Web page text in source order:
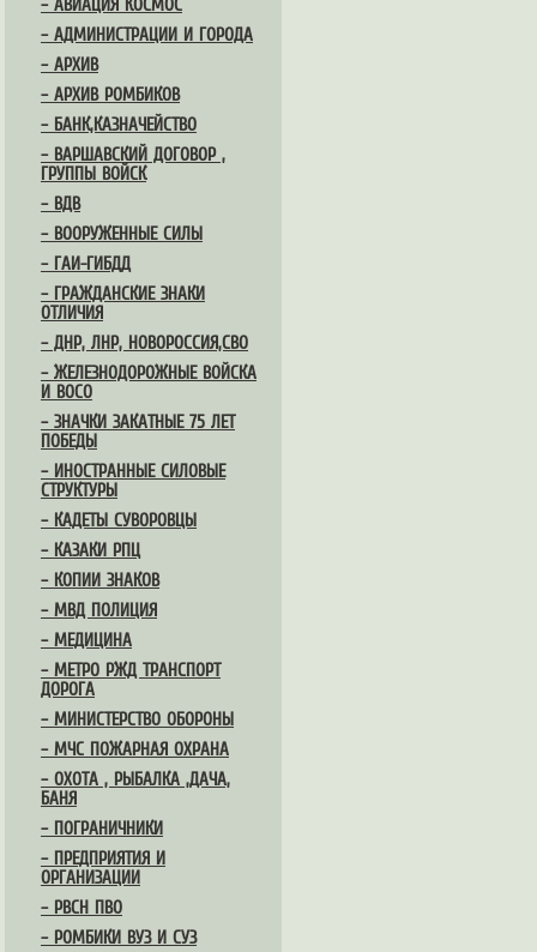
– АВИАЦИЯ КОСМОС
– АДМИНИСТРАЦИИ И ГОРОДА
– АРХИВ
– АРХИВ РОМБИКОВ
– БАНК,КАЗНАЧЕЙСТВО
– ВАРШАВСКИЙ ДОГОВОР ,
ГРУППЫ ВОЙСК
– ВДВ
– ВООРУЖЕННЫЕ СИЛЫ
– ГАИ-ГИБДД
– ГРАЖДАНСКИЕ ЗНАКИ
ОТЛИЧИЯ
– ДНР, ЛНР, НОВОРОССИЯ,СВО
– ЖЕЛЕЗНОДОРОЖНЫЕ ВОЙСКА
И ВОСО
– ЗНАЧКИ ЗАКАТНЫЕ 75 ЛЕТ
ПОБЕДЫ
– ИНОСТРАННЫЕ СИЛОВЫЕ
СТРУКТУРЫ
– КАДЕТЫ СУВОРОВЦЫ
– КАЗАКИ РПЦ
– КОПИИ ЗНАКОВ
– МВД ПОЛИЦИЯ
– МЕДИЦИНА
– МЕТРО РЖД ТРАНСПОРТ
ДОРОГА
– МИНИСТЕРСТВО ОБОРОНЫ
– МЧС ПОЖАРНАЯ ОХРАНА
– ОХОТА , РЫБАЛКА ,ДАЧА,
БАНЯ
– ПОГРАНИЧНИКИ
– ПРЕДПРИЯТИЯ И
ОРГАНИЗАЦИИ
– РВСН ПВО
– РОМБИКИ ВУЗ И СУЗ